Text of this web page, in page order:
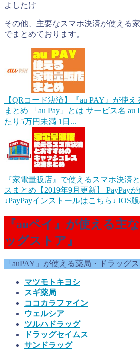
よしたけ
その他、主要なスマホ決済が使える
でまとめております。
【QRコード決済】『au PAY』が使
まとめ 「au Pay」とは サービス名
たり5万円未満 1日...
『家電量販店』で使えるスマホ決済
スまとめ【2019年9月更新】
PayPay
↓PayPayインストールはこちら↓ IOS
『auペイ』が使える主
ッグストア』
「auPAY」が使える薬局・ドラッグ
マツモトキヨシ
スギ薬局
ココカラファイン
ウェルシア
ツルハドラッグ
ドラッグセイムス
サンドラッグ